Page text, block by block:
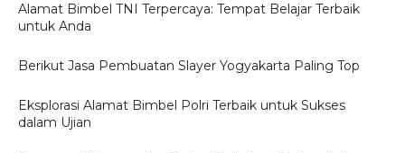
Alamat Bimbel TNI Terpercaya: Tempat Belajar Terbaik
untuk Anda
Berikut Jasa Pembuatan Slayer Yogyakarta Paling Top
Eksplorasi Alamat Bimbel Polri Terbaik untuk Sukses
dalam Ujian